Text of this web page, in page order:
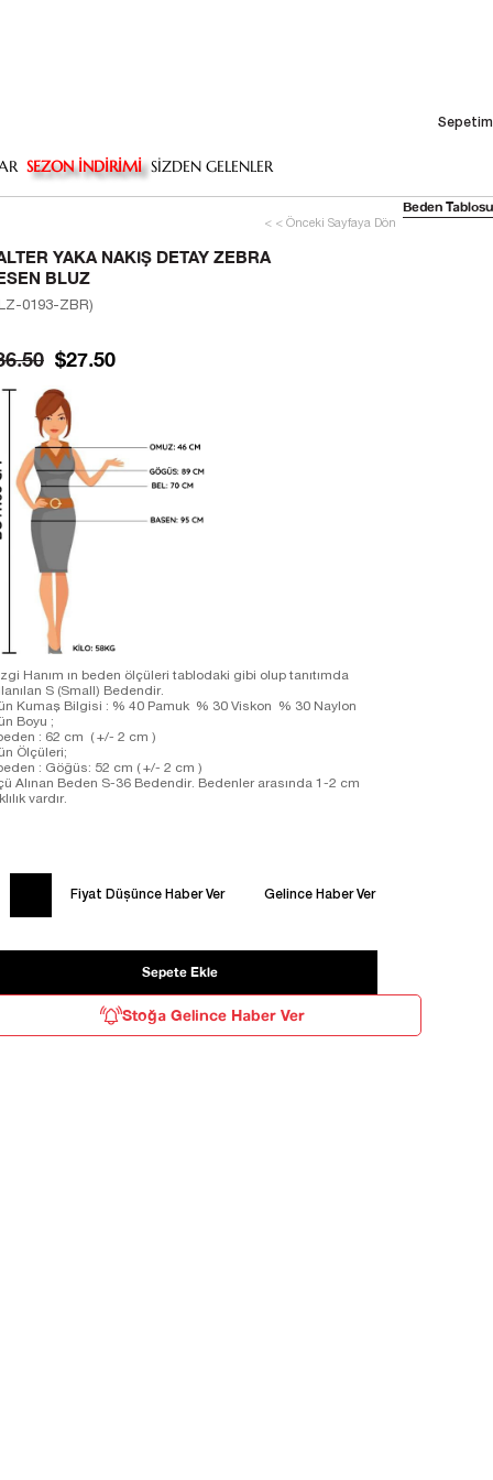
Sepetim
SEZON İNDİRİMİ SİZDEN GELENLER
< < Önceki Sayfaya Dön
YAKA NAKIŞ DETAY ZEBRA
BLUZ
0193-ZBR)
$27.50
Hanım ın beden ölçüleri tablodaki gibi olup tanıtımda
S (Small) Bedendir.
Kumaş Bilgisi : % 40 Pamuk % 30 Viskon % 30 Naylon
Boyu ;
: 62 cm ( +/- 2 cm )
Ölçüleri;
: Göğüs: 52 cm ( +/- 2 cm )
Alınan Beden S-36 Bedendir. Bedenler arasında 1-2 cm
vardır.
Fiyat Düşünce Haber Ver Gelince Haber Ver
Stoğa Gelince Haber Ver
Beden Tablosu